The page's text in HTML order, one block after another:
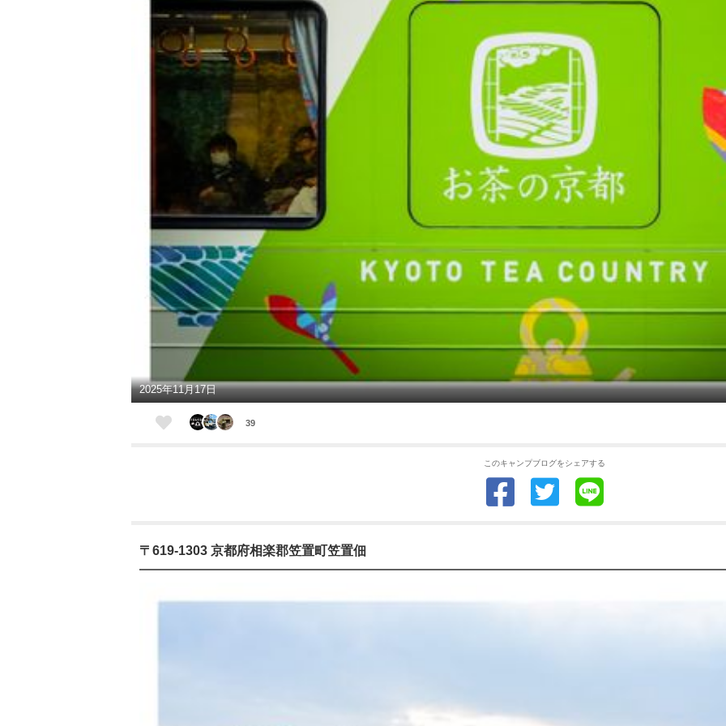
2025年11月17日
39
このキャンプブログをシェアする
〒619-1303 京都府相楽郡笠置町笠置佃